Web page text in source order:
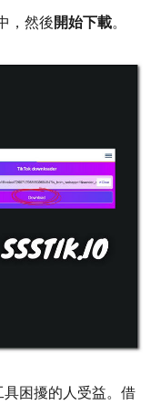
，然後開始下載。
困擾的人受益。借